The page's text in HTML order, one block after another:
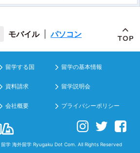
モバイル パソコン
留学する国 留学の基本情報
資料請求 留学説明会
会社概要 プライバシーポリシー
留学 海外留学Ryugaku Dot Com. All Rights Reserved